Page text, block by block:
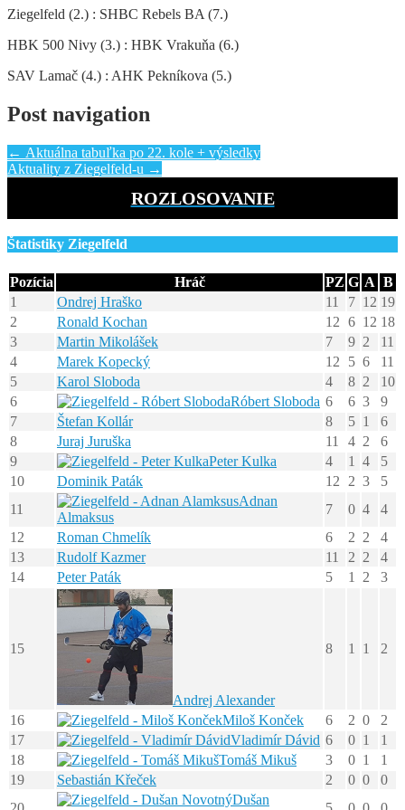
Ziegelfeld (2.) : SHBC Rebels BA (7.)
HBK 500 Nivy (3.) : HBK Vrakuňa (6.)
SAV Lamač (4.) : AHK Pekníkova (5.)
Post navigation
← Aktuálna tabuľka po 22. kole + výsledky
Aktuality z Ziegelfeld-u →
ROZLOSOVANIE
Štatistiky Ziegelfeld
Pozícia Hráč PZ G A B
1
Ondrej Hraško 11 7 12 19
2
Ronald Kochan 12 6 12 18
3
Martin Mikolášek 7 9 2
11
4
Marek Kopecký 12 5 6
11
5
Karol Sloboda 4 8 2
10
6
Róbert Sloboda 6 6 3
9
7
Štefan Kollár 8 5 1
6
8
Juraj Juruška 11 4 2
6
9
Peter Kulka 4 1 4
5
10
Dominik Paták 12 2 3
5
11
Adnan
Almaksus
7 0 4
4
12
Roman Chmelík 6 2 2
4
13
Rudolf Kazmer 11 2 2
4
14
Peter Paták 5 1 2 3
15
Andrej Alexander
8 1 1 2
16 Miloš Konček 6 2 0
2
17
Vladimír Dávid 6 0 1
1
18
Tomáš Mikuš 3 0 1
1
19
Sebastián Křeček 2 0 0
0
Dušan